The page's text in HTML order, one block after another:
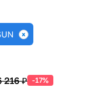
216 ₽ -17%